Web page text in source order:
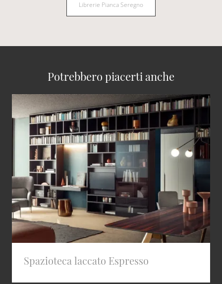
Librerie Pianca Seregno
Potrebbero piacerti anche
Spazioteca laccato Espresso